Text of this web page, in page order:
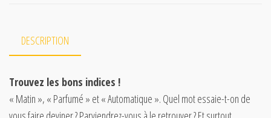
DESCRIPTION
Trouvez les bons indices !
« Matin », « Parfumé » et « Automatique ». Quel mot essaie-t-on de